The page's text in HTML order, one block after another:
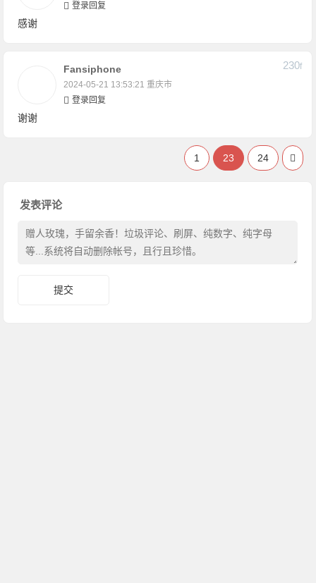
登录回复
感谢
Fansiphone
2024-05-21 13:53:21 重庆市
230F
登录回复
谢谢
1 23 24
发表评论